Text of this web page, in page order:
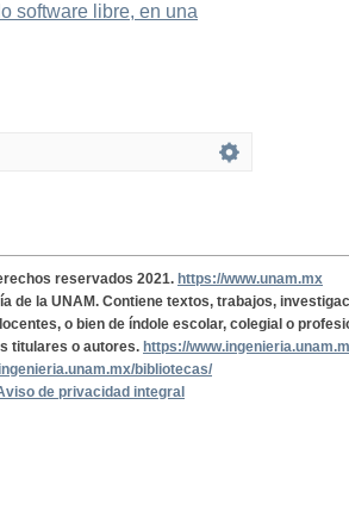
software libre, en una
reservados 2021. https://www.unam.mx
de la UNAM. Contiene textos, trabajos,
o bien de índole escolar, colegial o
titulares o autores. https://
bibliotecas/
de privacidad integral